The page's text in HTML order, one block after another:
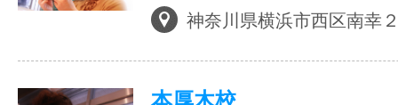
神奈川県横浜市西区南幸
本厚木校